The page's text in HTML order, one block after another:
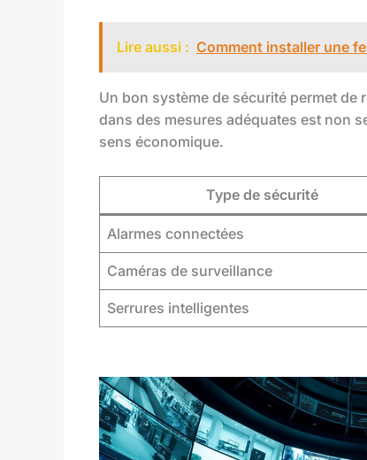
Lire aussi : Comment installer une
Un bon système de sécurité permet de
dans des mesures adéquates est non
sens économique.
Type de sécurité
Alarmes connectées
Caméras de surveillance
Serrures intelligentes